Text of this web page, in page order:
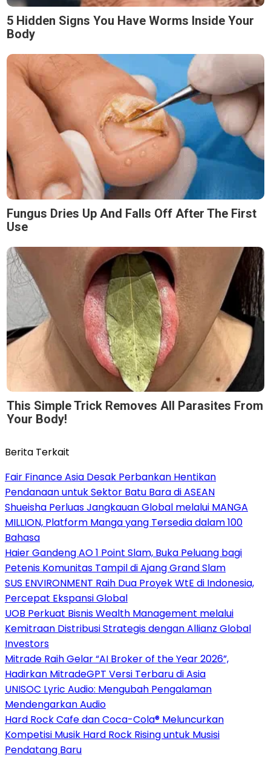
5 Hidden Signs You Have Worms Inside Your
Body
Fungus Dries Up And Falls Off After The First
Use
This Simple Trick Removes All Parasites From
Your Body!
Berita Terkait
Fair Finance Asia Desak Perbankan Hentikan
Pendanaan untuk Sektor Batu Bara di ASEAN
Shueisha Perluas Jangkauan Global melalui MANGA
MILLION, Platform Manga yang Tersedia dalam 100
Bahasa
Haier Gandeng AO 1 Point Slam, Buka Peluang bagi
Petenis Komunitas Tampil di Ajang Grand Slam
SUS ENVIRONMENT Raih Dua Proyek WtE di Indonesia,
Percepat Ekspansi Global
UOB Perkuat Bisnis Wealth Management melalui
Kemitraan Distribusi Strategis dengan Allianz Global
Investors
Mitrade Raih Gelar “AI Broker of the Year 2026”,
Hadirkan MitradeGPT Versi Terbaru di Asia
UNISOC Lyric Audio: Mengubah Pengalaman
Mendengarkan Audio
Hard Rock Cafe dan Coca-Cola® Meluncurkan
Kompetisi Musik Hard Rock Rising untuk Musisi
Pendatang Baru